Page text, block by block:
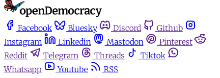
Facebook Bluesky Discord
Github
Instagram
Linkedin Mastodon
Pinterest
Reddit
Telegram Threads
Tiktok
Whatsapp
Youtube RSS